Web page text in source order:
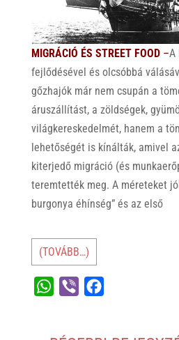
MIGRÁCIÓ ÉS STREET FOOD–A
fejlődésével és olcsóbbá
gőzhajók már nem csupán a
áruszállítást, a zöldségek,
világkereskedelmét, hanem a
lehetőségét is kínálták, amivel
kiterjedő migráció (és
teremtették meg. A méreteket
burgonya éhínség” és az első
(TOVÁBB…)